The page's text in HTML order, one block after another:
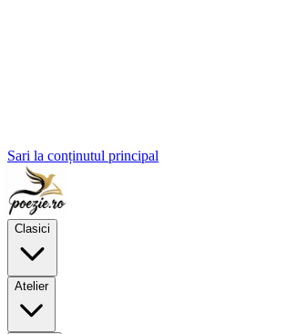
Sari la conținutul principal
Clasici
Atelier